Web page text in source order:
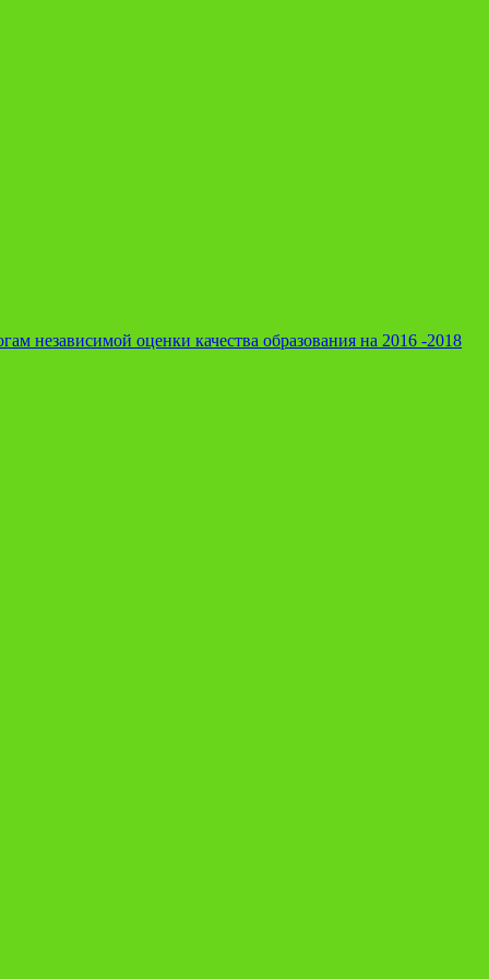
независимой оценки качества образования на 2016 -2018